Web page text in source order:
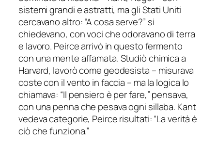
sistemi grandi e astratti, ma gli Stati Uniti
cercavano altro: “A cosa serve?” si
chiedevano, con voci che odoravano di terra
e lavoro. Peirce arrivò in questo fermento
con una mente affamata. Studiò chimica a
Harvard, lavorò come geodesista – misurava
coste con il vento in faccia – ma la logica lo
chiamava: “Il pensiero è per fare,” pensava,
con una penna che pesava ogni sillaba. Kant
vedeva categorie, Peirce risultati: “La verità è
ciò che funziona.”